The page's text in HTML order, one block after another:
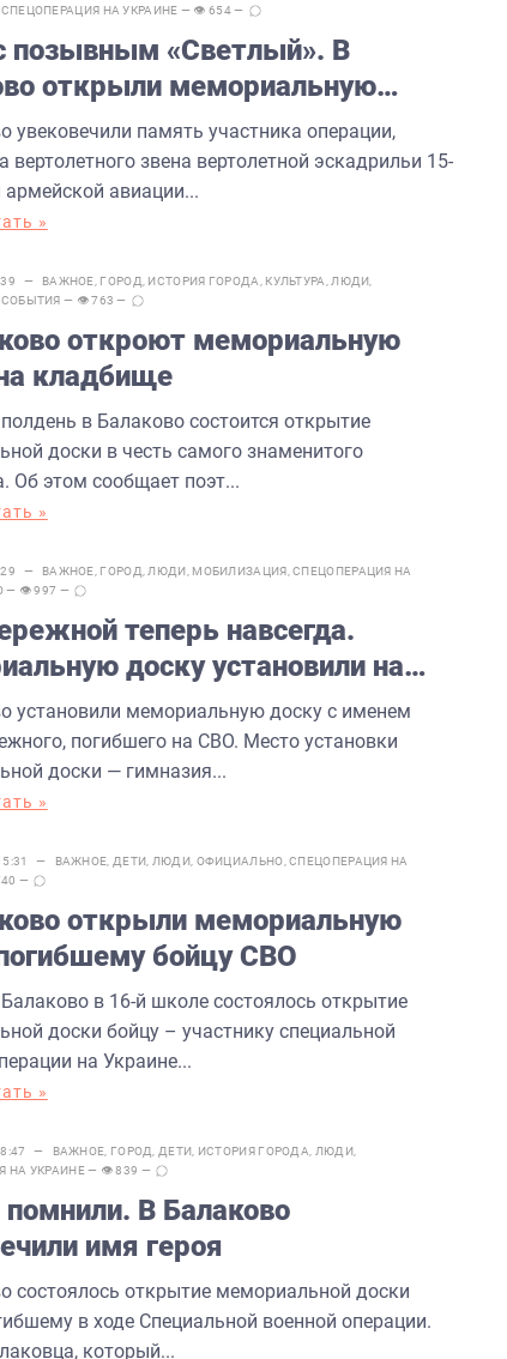
СПЕЦОПЕРАЦИЯ НА УКРАИНЕ — 👁 654 —
позывным «Светлый». В
открыли мемориальную
СВО
увековечили память участника операции,
вертолетного звена вертолетной эскадрильи 15-
авиации...
»
— ВАЖНОЕ ГОРОД ИСТОРИЯ ГОРОДА КУЛЬТУРА ЛЮДИ
СОБЫТИЯ — 👁 763 —
откроют мемориальную
кладбище
в Балаково состоится открытие
доски в честь самого знаменитого
Об этом сообщает поэт...
»
— ВАЖНОЕ ГОРОД ЛЮДИ МОБИЛИЗАЦИЯ ,СПЕЦОПЕРАЦИЯ НА
— 👁 997 —
теперь навсегда.
доску установили на
родной школы
установили мемориальную доску с именем
погибшего на СВО. Место установки
доски — гимназия...
»
— ВАЖНОЕ ДЕТИ ЛЮДИ, ОФИЦИАЛЬНО ,СПЕЦОПЕРАЦИЯ НА
—
открыли мемориальную
бойцу СВО
в 16-й школе состоялось открытие
доски бойцу – участнику специальной
на Украине...
»
— ВАЖНОЕ ГОРОД ДЕТИ ИСТОРИЯ ГОРОДА ЛЮДИ,
НА УКРАИНЕ— 👁 839 —
В Балаково
имя героя
состоялось открытие мемориальной доски
в ходе Специальной военной операции.
который...